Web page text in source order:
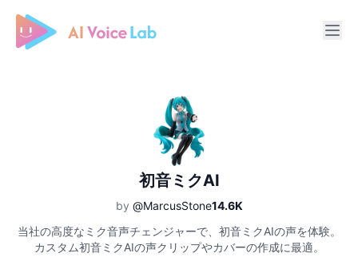
Free AI Cover & AI Voice Over
初音ミクAI
by @MarcusStone14.6K
当社の高度なミク音声チェンジャーで、初音ミクAIの声を体験。
カスタム初音ミクAIの声クリップやカバーの作成に最適。